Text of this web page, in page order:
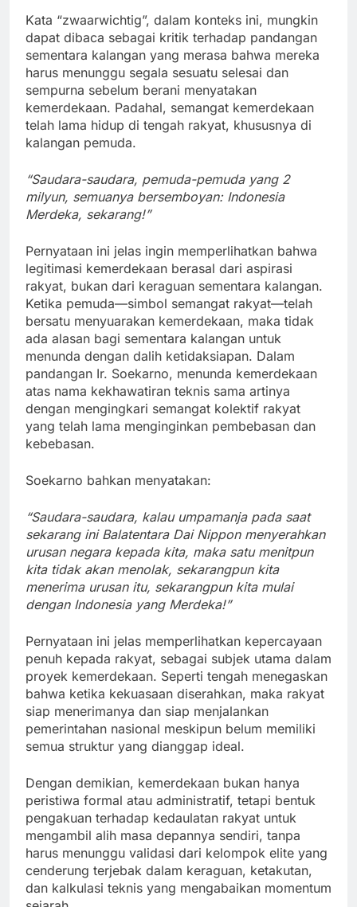
Kata “zwaarwichtig”, dalam konteks ini, mungkin
dapat dibaca sebagai kritik terhadap pandangan
sementara kalangan yang merasa bahwa mereka
harus menunggu segala sesuatu selesai dan
sempurna sebelum berani menyatakan
kemerdekaan. Padahal, semangat kemerdekaan
telah lama hidup di tengah rakyat, khususnya di
kalangan pemuda.
“Saudara-saudara, pemuda-pemuda yang 2
milyun, semuanya bersemboyan: Indonesia
Merdeka, sekarang!”
Pernyataan ini jelas ingin memperlihatkan bahwa
legitimasi kemerdekaan berasal dari aspirasi
rakyat, bukan dari keraguan sementara kalangan.
Ketika pemuda—simbol semangat rakyat—telah
bersatu menyuarakan kemerdekaan, maka tidak
ada alasan bagi sementara kalangan untuk
menunda dengan dalih ketidaksiapan. Dalam
pandangan Ir. Soekarno, menunda kemerdekaan
atas nama kekhawatiran teknis sama artinya
dengan mengingkari semangat kolektif rakyat
yang telah lama menginginkan pembebasan dan
kebebasan.
Soekarno bahkan menyatakan:
“Saudara-saudara, kalau umpamanja pada saat
sekarang ini Balatentara Dai Nippon menyerahkan
urusan negara kepada kita, maka satu menitpun
kita tidak akan menolak, sekarangpun kita
menerima urusan itu, sekarangpun kita mulai
dengan Indonesia yang Merdeka!”
Pernyataan ini jelas memperlihatkan kepercayaan
penuh kepada rakyat, sebagai subjek utama dalam
proyek kemerdekaan. Seperti tengah menegaskan
bahwa ketika kekuasaan diserahkan, maka rakyat
siap menerimanya dan siap menjalankan
pemerintahan nasional meskipun belum memiliki
semua struktur yang dianggap ideal.
Dengan demikian, kemerdekaan bukan hanya
peristiwa formal atau administratif, tetapi bentuk
pengakuan terhadap kedaulatan rakyat untuk
mengambil alih masa depannya sendiri, tanpa
harus menunggu validasi dari kelompok elite yang
cenderung terjebak dalam keraguan, ketakutan,
dan kalkulasi teknis yang mengabaikan momentum